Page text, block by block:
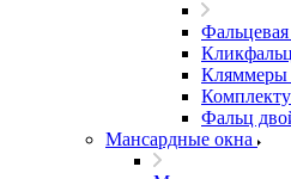
Кликфальц
Кляммеры
Фальц
Мансардные окна